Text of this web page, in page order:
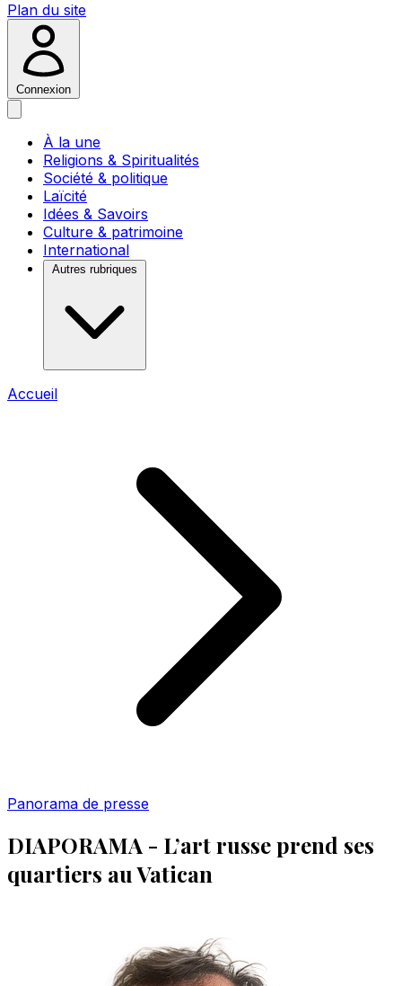
Plan du site
Connexion
À la une
Religions & Spiritualités
Société & politique
Laïcité
Idées & Savoirs
Culture & patrimoine
International
Autres rubriques
Accueil
Panorama de presse
DIAPORAMA - L’art russe prend ses
quartiers au Vatican